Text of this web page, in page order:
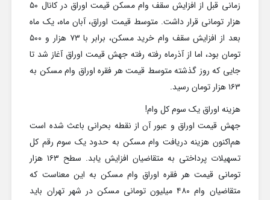
زمانی قبل از افزایش سقف وام مسکن قیمت اوراق در کانال ۵۰
هزار تومانی قرار داشت. متوسط قیمت اوراق، آبان ماه، یک ماه
بعد از افزایش سقف وام خرید مسکن، برابر با ۷۳ هزار و ۵۰۰
تومان بود، اما از آذرماه رفته رفته جهش قیمت اوراق آغاز شد تا
جایی که روز گذشته متوسط قیمت هر فقره اوراق وام مسکن به
۱۶۳ هزار تومان رسید.
هزینه اوراق یک سوم کل وام!
جهش قیمت اوراق و عبور آن از نقطه بحرانی باعث شده است
هم‌اکنون هزینه دریافت وام مسکن به حدود یک سوم رقم کل
تسهیلات پرداختی به متقاضیان افزایش یابد. سطح ۱۶۳ هزار
تومانی قیمت هر فقره اوراق وام مسکن به این معناست که
متقاضیان وام ۴۸۰ میلیون تومانی مسکن در شهر تهران باید